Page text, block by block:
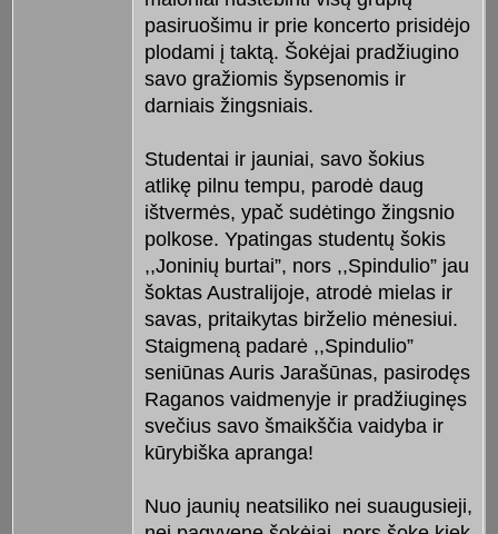
pasiruošimu ir prie koncerto prisidėjo
plodami į taktą. Šokėjai pradžiugino
savo gražiomis šypsenomis ir
darniais žingsniais.
Studentai ir jauniai, savo šokius
atlikę pilnu tempu, parodė daug
ištvermės, ypač sudėtingo žingsnio
polkose. Ypatingas studentų šokis
,,Joninių burtai”, nors ,,Spindulio” jau
šoktas Australijoje, atrodė mielas ir
savas, pritaikytas birželio mėnesiui.
Staigmeną padarė ,,Spindulio”
seniūnas Auris Jarašūnas, pasirodęs
Raganos vaidmenyje ir pradžiuginęs
svečius savo šmaikščia vaidyba ir
kūrybiška apranga!
Nuo jaunių neatsiliko nei suaugusieji,